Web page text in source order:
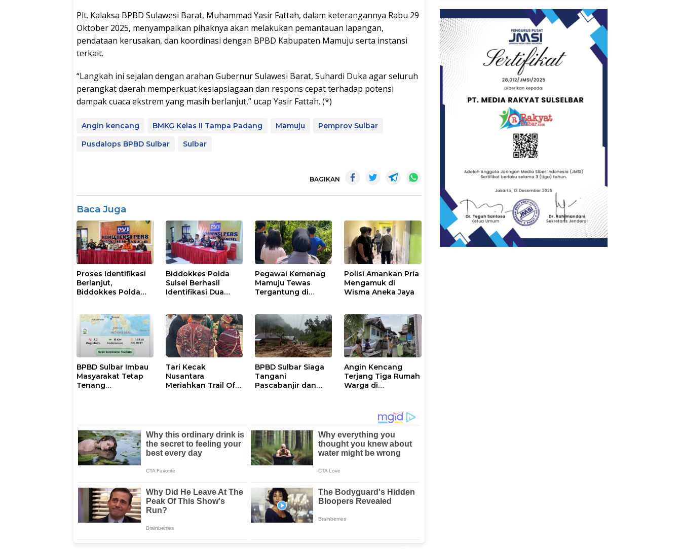
Plt. Kalaksa BPBD Sulawesi Barat, Muhammad Yasir Fattah, dalam keterangannya Rabu 29
Oktober 2025, menyampaikan pihaknya akan melakukan pemantauan lapangan,
pendataan kerusakan, dan koordinasi dengan BPBD Kabupaten Mamuju serta instansi
terkait.
“Langkah ini sejalan dengan arahan Gubernur Sulawesi Barat, Suhardi Duka agar seluruh
perangkat daerah memperkuat kesiapsiagaan dan respons cepat terhadap potensi
dampak cuaca ekstrem yang masih berlanjut,” ucap Yasir Fattah. (*)
Angin kencang BMKG Kelas II Tampa Padang Mamuju
Pemprov Sulbar
Pusdalops BPBD Sulbar
Sulbar
BAGIKAN
Baca Juga
Proses Identifikasi
Berlanjut,
Biddokkes Polda
Laka Laut KM Nurul
Salsa
Biddokkes Polda
Sulsel Berhasil
Identifikasi Dua
Pegawai Kemenag
Mamuju Tewas
Tergantung di
dan Evakuasi
Polisi Amankan Pria
Mengamuk di
Wisma Aneka Jaya
BPBD Sulbar Imbau
Masyarakat Tetap
Tenang
Tari Kecak
Nusantara
Meriahkan Trail Of
BPBD Sulbar Siaga
Tangani
Pascabanjir dan
Angin Kencang
Terjang Tiga Rumah
Warga di